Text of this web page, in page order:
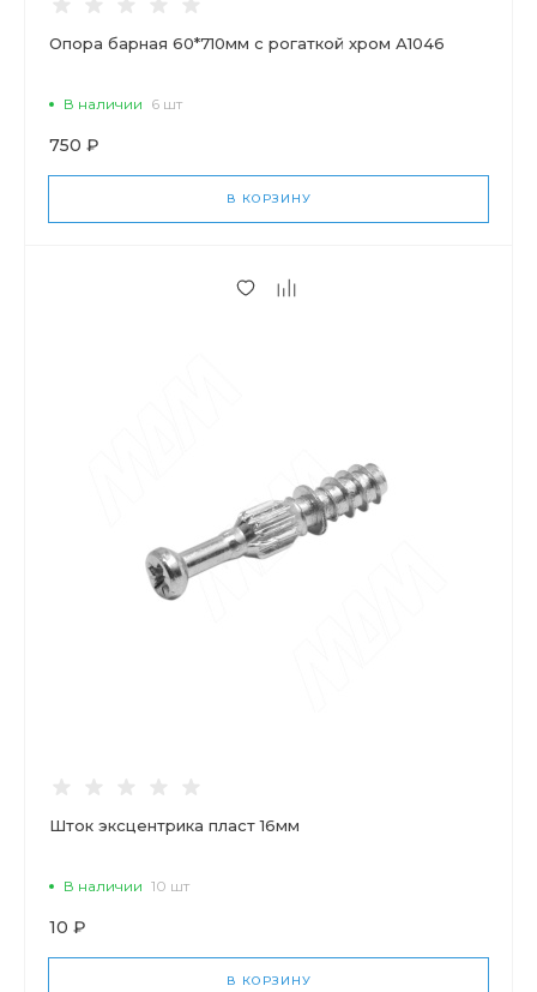
Опора барная 60*710мм с рогаткой хром А1046
В наличии 6 шт
750 ₽
В КОРЗИНУ
Шток эксцентрика пласт 16мм
В наличии 10 шт
10 ₽
В КОРЗИНУ